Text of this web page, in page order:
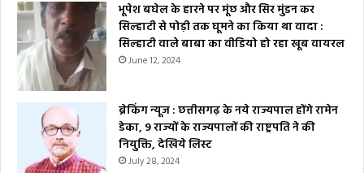
भूपेश बघेल के हारने पर मूंछ और सिर मुंडन कर
सिल्हाटी से पोड़ी तक घूमने का किया था वादा :
सिल्हाटी वाले बाबा का वीडियो हो रहा खूब वायरल
June 12, 2024
ब्रेकिंग न्यूज : छत्तीसगढ़ के नये राज्यपाल होंगे रामेन
डेका, 9 राज्यों के राज्यपालों की राष्ट्रपति ने की
नियुक्ति, देखिये लिस्ट
July 28, 2024